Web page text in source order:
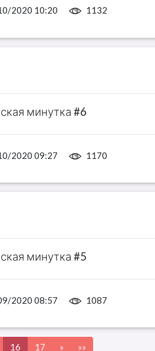
2020 10:20 1132
минутка #6
2020 09:27 1170
минутка #5
2020 08:57 1087
16 17 » »»